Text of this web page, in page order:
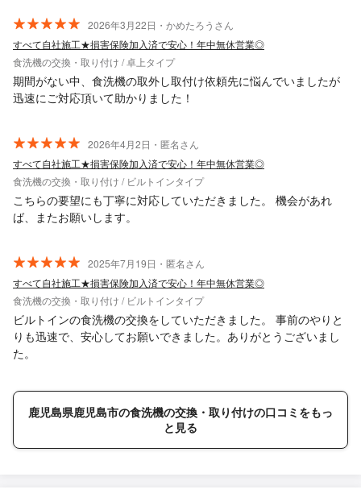
2026年3月22日・かめたろうさん
すべて自社施工★損害保険加入済で安心！年中無休営業◎
食洗機の交換・取り付け / 卓上タイプ
期間がない中、食洗機の取外し取付け依頼先に悩んでいましたが
迅速にご対応頂いて助かりました！
2026年4月2日・匿名さん
すべて自社施工★損害保険加入済で安心！年中無休営業◎
食洗機の交換・取り付け / ビルトインタイプ
こちらの要望にも丁寧に対応していただきました。 機会があれ
ば、またお願いします。
2025年7月19日・匿名さん
すべて自社施工★損害保険加入済で安心！年中無休営業◎
食洗機の交換・取り付け / ビルトインタイプ
ビルトインの食洗機の交換をしていただきました。 事前のやりと
りも迅速で、安心してお願いできました。ありがとうございまし
た。
鹿児島県鹿児島市の食洗機の交換・取り付けの口コミをもっ
と見る